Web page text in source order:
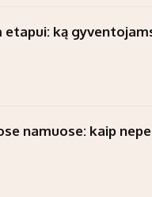
ką
namuose: kaip